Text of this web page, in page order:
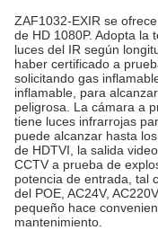
ZAF1032-EXIR se
de HD 1080P. Adopta la
luces del IR según
haber certificado a
solicitando gas
inflamable, para
peligrosa. La cámara a
tiene luces infrarrojas
puede alcanzar hasta
de HDTVI, la salida
CCTV a prueba de
potencia de entrada, tal
del POE, AC24V,
pequeño hace
mantenimiento.